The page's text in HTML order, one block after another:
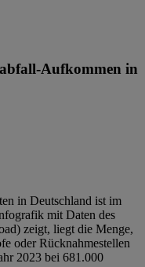
Aufkommen in
in Deutschland ist im
mit Daten des
zeigt, liegt die Menge,
oder Rücknahmestellen
2023 bei 681.000